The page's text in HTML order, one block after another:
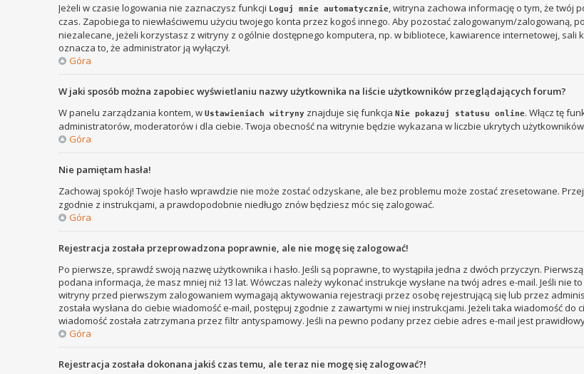
Jeżeli w czasie logowania nie zaznaczysz funkcji Loguj mnie automatycznie, witryna zachowa informację o tym, że twój
czas. Zapobiega to niewłaściwemu użyciu twojego konta przez kogoś innego. Aby pozostać zalogowanym/zalogowaną,
niezalecane, jeżeli korzystasz z witryny z ogólnie dostępnego komputera, np. w bibliotece, kawiarence internetowej, sali
oznacza to, że administrator ją wyłączył.
Góra
W jaki sposób można zapobiec wyświetlaniu nazwy użytkownika na liście użytkowników przeglądających forum?
W panelu zarządzania kontem, w Ustawieniach witryny znajduje się funkcja Nie pokazuj statusu online. Włącz tę
administratorów, moderatorów i dla ciebie. Twoja obecność na witrynie będzie wykazana w liczbie ukrytych
Góra
Nie pamiętam hasła!
Zachowaj spokój! Twoje hasło wprawdzie nie może zostać odzyskane, ale bez problemu może zostać zresetowane.
zgodnie z instrukcjami, a prawdopodobnie niedługo znów będziesz móc się zalogować.
Góra
Rejestracja została przeprowadzona poprawnie, ale nie mogę się zalogować!
Po pierwsze, sprawdź swoją nazwę użytkownika i hasło. Jeśli są poprawne, to wystąpiła jedna z dwóch przyczyn.
podana informacja, że masz mniej niż 13 lat. Wówczas należy wykonać instrukcje wysłane na twój adres e-mail. Jeśli nie
witryny przed pierwszym zalogowaniem wymagają aktywowania rejestracji przez osobę rejestrującą się lub przez
została wysłana do ciebie wiadomość e-mail, postępuj zgodnie z zawartymi w niej instrukcjami. Jeżeli taka wiadomość
wiadomość została zatrzymana przez filtr antyspamowy. Jeśli na pewno podany przez ciebie adres e-mail jest
Góra
Rejestracja została dokonana jakiś czas temu, ale teraz nie mogę się zalogować?!